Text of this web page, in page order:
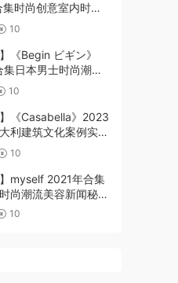
时尚创意室内时尚
计杂志PDF（10本）
10
《Begin ビギン》
日本男士时尚潮流
饰pdf杂志（12本）
10
】《Casabella》2023
利建筑文化案例实景
绍学习材料pdf杂志
10
】myself 2021年合集
尚潮流美容新闻秘诀
（12本）
10